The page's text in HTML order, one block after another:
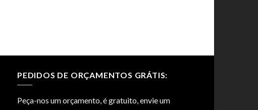
PEDIDOS DE ORÇAMENTOS GRÁTIS:
Peça-nos um orçamento, é gratuito, envie um